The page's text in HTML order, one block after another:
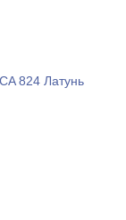
824 Латунь